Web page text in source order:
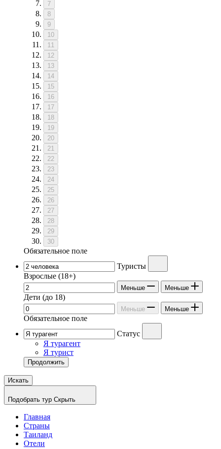
7
8
9
10
11
12
13
14
15
16
17
18
19
20
21
22
23
24
25
26
27
28
29
30
Обязательное поле
Туристы
Взрослые (18+)
Меньше Меньше
Дети (до 18)
Меньше Меньше
Обязательное поле
Статус
Я турагент
Я турист
Продолжить
Искать
Подобрать тур Скрыть
Главная
Страны
Таиланд
Отели